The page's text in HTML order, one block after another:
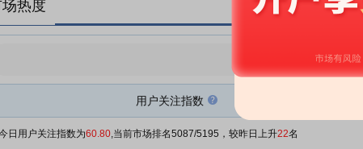
国泰环保：融资净偿还65.36万
元，融资余额4388.75万元
国泰环保7月23日快速回调
国泰环保：融资净买入101.06万
07-23
国泰环
国泰环
会各专
国泰环
06-18
热度
今日用户关注
用户关注指数
日用户关注指数为60.80,当前市场排名5087/5195，较昨日上升22名